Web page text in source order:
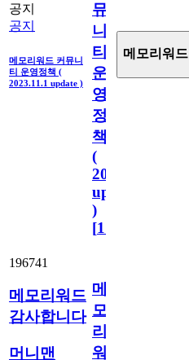
공지
공지
메모리워드 커뮤니
티 운영정책 (
2023.11.1 update )
뮤
니
티
운
영
정
책
(
2023.11.1
update
)
[110
메모리워드
196741
메모리워드
감사합니다
머니맨
메
모
리
워